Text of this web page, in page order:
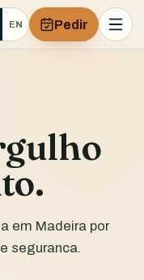
EN Pedir
em Madeira por
seguranca.